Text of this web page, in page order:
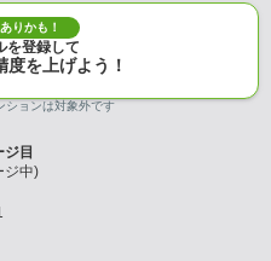
りかも！
を登録して
度を上げよう！
ョンは対象外です
目
ジ中)